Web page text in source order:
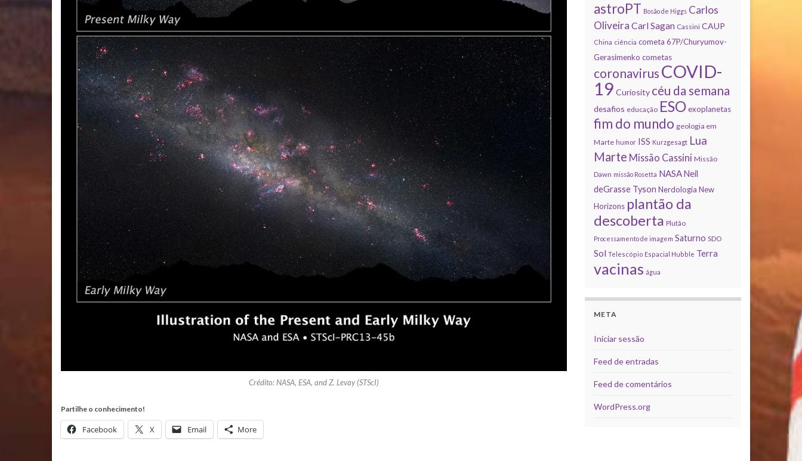
Crédito: NASA, ESA, and Z. Levay (STScI)
Partilhe o conhecimento!
Facebook X Email More
astroPT Bosão de Higgs Carlos
Oliveira Carl Sagan Cassini CAUP
China ciência cometa 67P/Churyumov-
Gerasimenko cometas
coronavirus COVID-
19 Curiosity céu da semana
desafios educação ESO exoplanetas
fim do mundo geologia em
Marte humor ISS Kurzgesagt Lua
Marte Missão Cassini Missão
Dawn missão Rosetta NASA Neil
deGrasse Tyson Nerdologia New
Horizons plantão da
descoberta Plutão
Processamento de imagem Saturno SDO
Sol Telescópio Espacial Hubble Terra
vacinas água
META
Iniciar sessão
Feed de entradas
Feed de comentários
WordPress.org